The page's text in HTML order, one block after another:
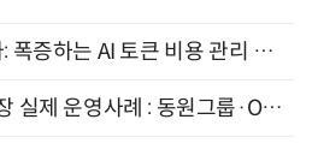
"AI 핀옵스 실전 세미나: 폭증하는 AI 토큰 비용 관리 전략" 8월 21일 개최
B2B에서 B2C까지, 현장 실제 운영사례 : 동원그룹·OCI·다이닝브랜즈그룹·당근 (8/27)